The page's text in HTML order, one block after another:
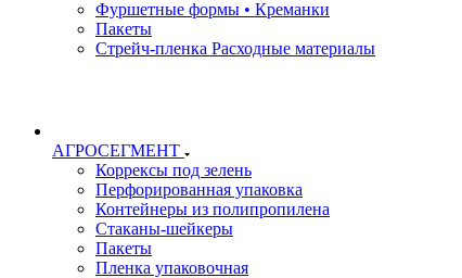
Фуршетные формы • Креманки
Пакеты
Стрейч-пленка Расходные материалы
АГРОСЕГМЕНТ
Коррексы под зелень
Перфорированная упаковка
Контейнеры из полипропилена
Стаканы-шейкеры
Пакеты
Пленка упаковочная